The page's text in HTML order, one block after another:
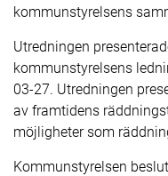
kommunstyrelsens
Utredningen
kommunstyrelsens
03-27. Utredningen
av framtidens
möjligheter som
Kommunstyrelsen